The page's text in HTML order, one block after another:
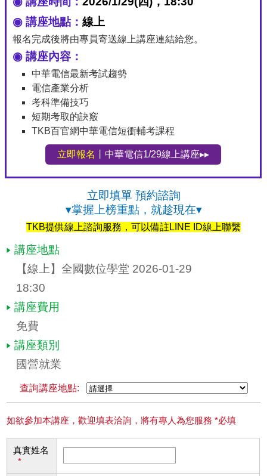
◉ 講座地點：線上
報名完成後將由專員寄送線上講座連結給您。
◉ 講座內容：
中華電信最新考試趨勢
電信產業分析
考科準備技巧
短期考取的訣竅
TKB百官網中華電信短衝輔考課程
立即報名 丨中華電信1/29線上講座▸▸
立即填單 預約諮詢
▾掌握上榜重點，就趁現在▾
TKB提供線上諮詢服務，可以備註LINE ID線上聯繫
講座地點
【線上】全國數位學堂 2026-01-29
18:30
講座費用
免費
講座類別
國營就業
查詢講座地點:
如欲參加本講座，歡迎填表洽詢，將有專人為您服務 *必填
真實姓名
*